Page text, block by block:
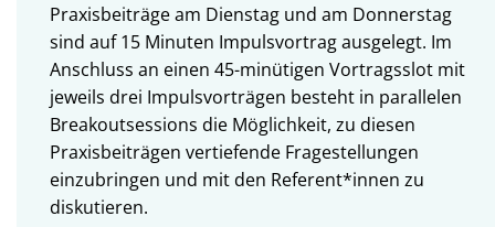
Praxisbeiträge am Dienstag und am Donnerstag
sind auf 15 Minuten Impulsvortrag ausgelegt. Im
Anschluss an einen 45-minütigen Vortragsslot mit
jeweils drei Impulsvorträgen besteht in parallelen
Breakoutsessions die Möglichkeit, zu diesen
Praxisbeiträgen vertiefende Fragestellungen
einzubringen und mit den Referent*innen zu
diskutieren.